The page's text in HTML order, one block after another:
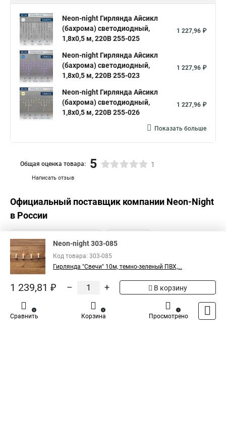
Neon-night Гирлянда Айсикл
(бахрома) светодиодный,
1,8х0,5 м, 220В 255-025
1 227,96 ₽
Neon-night Гирлянда Айсикл
(бахрома) светодиодный,
1,8х0,5 м, 220В 255-023
1 227,96 ₽
Neon-night Гирлянда Айсикл
(бахрома) светодиодный,
1,8х0,5 м, 220В 255-026
1 227,96 ₽
Показать больше
Написать отзыв
Общая оценка товара: 5 1
Официальный поставщик компании Neon-Night
в России
Neon-night 303-085
Код товара: 303-085
Гирлянда "Свечи" 10м, темно-зеленый ПВХ,...
1 239,81 ₽ – + В корзину
Сравнить
0
Корзина
0
Просмотрено
1